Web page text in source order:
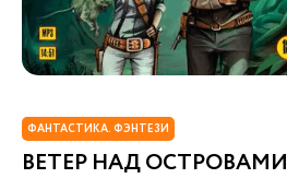
ФАНТАСТИКА. ФЭНТЕЗИ
ВЕТЕР НАД ОСТРОВАМИ